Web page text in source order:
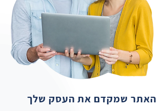
האתר שמקדם את העסק שלך